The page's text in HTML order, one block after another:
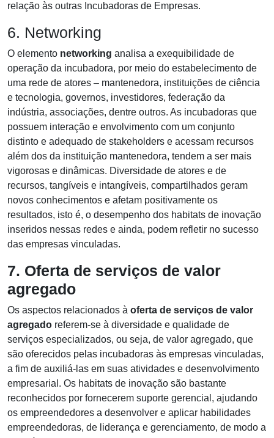
relação às outras Incubadoras de Empresas.
6. Networking
O elemento networking analisa a exequibilidade de
operação da incubadora, por meio do estabelecimento de
uma rede de atores – mantenedora, instituições de ciência
e tecnologia, governos, investidores, federação da
indústria, associações, dentre outros. As incubadoras que
possuem interação e envolvimento com um conjunto
distinto e adequado de stakeholders e acessam recursos
além dos da instituição mantenedora, tendem a ser mais
vigorosas e dinâmicas. Diversidade de atores e de
recursos, tangíveis e intangíveis, compartilhados geram
novos conhecimentos e afetam positivamente os
resultados, isto é, o desempenho dos habitats de inovação
inseridos nessas redes e ainda, podem refletir no sucesso
das empresas vinculadas.
7. Oferta de serviços de valor
agregado
Os aspectos relacionados à oferta de serviços de valor
agregado referem-se à diversidade e qualidade de
serviços especializados, ou seja, de valor agregado, que
são oferecidos pelas incubadoras às empresas vinculadas,
a fim de auxiliá-las em suas atividades e desenvolvimento
empresarial. Os habitats de inovação são bastante
reconhecidos por fornecerem suporte gerencial, ajudando
os empreendedores a desenvolver e aplicar habilidades
empreendedoras, de liderança e gerenciamento, de modo a